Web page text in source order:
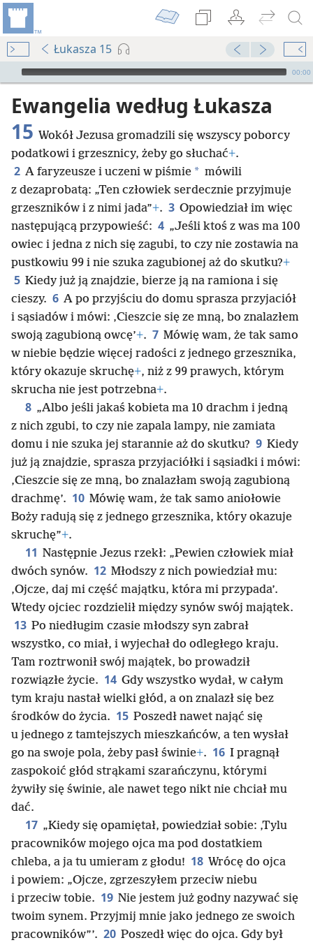
Łukasza 15
Audio Player
00:00
Ewangelia według Łukasza
15 Wokół Jezusa gromadzili się wszyscy poborcy
podatkowi i grzesznicy, żeby go słuchać+.
2 A faryzeusze i uczeni w piśmie * mówili
z dezaprobatą: „Ten człowiek serdecznie przyjmuje
grzeszników i z nimi jada”+. 3 Opowiedział im więc
następującą przypowieść: 4 „Jeśli ktoś z was ma 100
owiec i jedna z nich się zagubi, to czy nie zostawia na
pustkowiu 99 i nie szuka zagubionej aż do skutku?+
5 Kiedy już ją znajdzie, bierze ją na ramiona i się
cieszy. 6 A po przyjściu do domu sprasza przyjaciół
i sąsiadów i mówi: ‚Cieszcie się ze mną, bo znalazłem
swoją zagubioną owcę’+. 7 Mówię wam, że tak samo
w niebie będzie więcej radości z jednego grzesznika,
który okazuje skruchę+, niż z 99 prawych, którym
skrucha nie jest potrzebna+.
8 „Albo jeśli jakaś kobieta ma 10 drachm i jedną
z nich zgubi, to czy nie zapala lampy, nie zamiata
domu i nie szuka jej starannie aż do skutku? 9 Kiedy
już ją znajdzie, sprasza przyjaciółki i sąsiadki i mówi:
‚Cieszcie się ze mną, bo znalazłam swoją zagubioną
drachmę’. 10 Mówię wam, że tak samo aniołowie
Boży radują się z jednego grzesznika, który okazuje
skruchę”+.
11 Następnie Jezus rzekł: „Pewien człowiek miał
dwóch synów. 12 Młodszy z nich powiedział mu:
‚Ojcze, daj mi część majątku, która mi przypada’.
Wtedy ojciec rozdzielił między synów swój majątek.
13 Po niedługim czasie młodszy syn zabrał
wszystko, co miał, i wyjechał do odległego kraju.
Tam roztrwonił swój majątek, bo prowadził
rozwiązłe życie. 14 Gdy wszystko wydał, w całym
tym kraju nastał wielki głód, a on znalazł się bez
środków do życia. 15 Poszedł nawet nająć się
u jednego z tamtejszych mieszkańców, a ten wysłał
go na swoje pola, żeby pasł świnie+. 16 I pragnął
zaspokoić głód strąkami szarańczynu, którymi
żywiły się świnie, ale nawet tego nikt nie chciał mu
dać.
17 „Kiedy się opamiętał, powiedział sobie: ‚Tylu
pracowników mojego ojca ma pod dostatkiem
chleba, a ja tu umieram z głodu! 18 Wrócę do ojca
i powiem: „Ojcze, zgrzeszyłem przeciw niebu
i przeciw tobie. 19 Nie jestem już godny nazywać się
twoim synem. Przyjmij mnie jako jednego ze swoich
pracowników”’. 20 Poszedł więc do ojca. Gdy był